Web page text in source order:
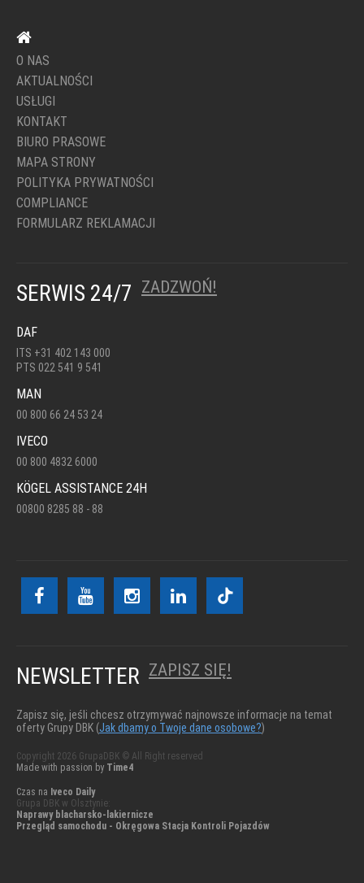
O NAS
AKTUALNOŚCI
USŁUGI
KONTAKT
BIURO PRASOWE
MAPA STRONY
POLITYKA PRYWATNOŚCI
COMPLIANCE
FORMULARZ REKLAMACJI
SERWIS 24/7 ZADZWOŃ!
DAF
ITS +31 402 143 000
PTS 022 541 9 541
MAN
00 800 66 24 53 24
IVECO
00 800 4832 6000
KÖGEL ASSISTANCE 24H
00800 8285 88 - 88
NEWSLETTER ZAPISZ SIĘ!
Zapisz się, jeśli chcesz otrzymywać najnowsze informacje na temat
oferty Grupy DBK (Jak dbamy o Twoje dane osobowe?)
Copyright 2026 GrupaDBK © All Right reserved
Made with passion by Time4
Czas na Iveco Daily
Grupa DBK w Olsztynie:
Naprawy blacharsko-lakiernicze
Przegląd samochodu - Okręgowa Stacja Kontroli Pojazdów